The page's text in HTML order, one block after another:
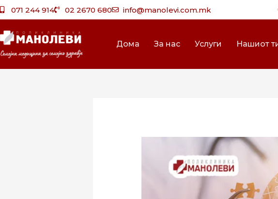
Skip
to
content
071 244 914 02 2670 680 info@manolevi.com.mk
Дома За нас Услуги Нашиот